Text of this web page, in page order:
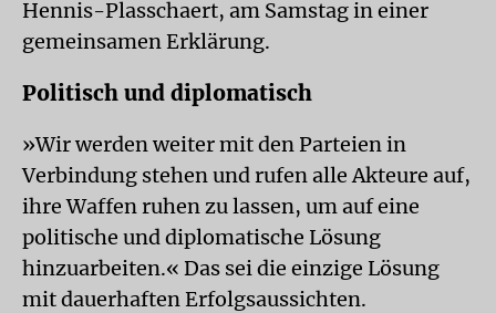
Hennis-Plasschaert, am Samstag in einer
gemeinsamen Erklärung.
Politisch und diplomatisch
»Wir werden weiter mit den Parteien in
Verbindung stehen und rufen alle Akteure auf,
ihre Waffen ruhen zu lassen, um auf eine
politische und diplomatische Lösung
hinzuarbeiten.« Das sei die einzige Lösung
mit dauerhaften Erfolgsaussichten.